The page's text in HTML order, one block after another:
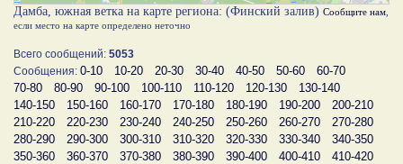
Дамба, южная ветка на карте региона: (Финский залив) Сообщите нам
если место на карте определено неточно
Всего сообщений: 5053
Сообщения: 0-10 10-20 20-30 30-40 40-50 50-60
60-70
70-80
80-90 90-100 100-110 110-120 120-130
130-140
140-150
150-160 160-170 170-180 180-190 190-200
200-210
210-220
220-230 230-240 240-250 250-260 260-270
270-280
280-290
290-300 300-310 310-320 320-330 330-340
340-350
350-360
360-370 370-380 380-390 390-400 400-410
410-420